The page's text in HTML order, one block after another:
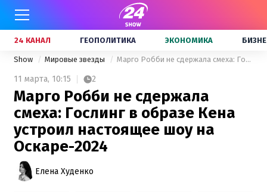
24 КАНАЛ ГЕОПОЛИТИКА ЭКОНОМИКА
Show Мировые звезды Марго Робби не сдержала смеха: Гослинг в образе Кена устроил настоящее шоу на Оскаре-2024
11 марта, 10:15 2
Марго Робби не сдержала
смеха: Гослинг в образе Кена
устроил настоящее шоу на
Оскаре-2024
Елена Худенко